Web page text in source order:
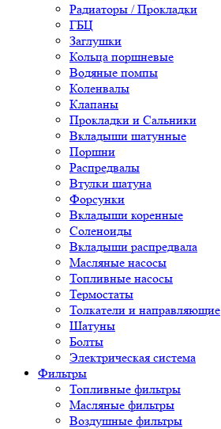
Радиаторы / Прокладки
ГБЦ
Заглушки
Кольца поршневые
Водяные помпы
Коленвалы
Клапаны
Прокладки и Сальники
Вкладыши шатунные
Поршни
Распредвалы
Втулки шатуна
Форсунки
Вкладыши коренные
Соленоиды
Вкладыши распредвала
Масляные насосы
Топливные насосы
Термостаты
Толкатели и направляющие
Шатуны
Болты
Электрическая система
Фильтры
Топливные фильтры
Масляные фильтры
Воздушные фильтры